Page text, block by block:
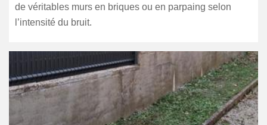
de véritables murs en briques ou en parpaing selon
l’intensité du bruit.